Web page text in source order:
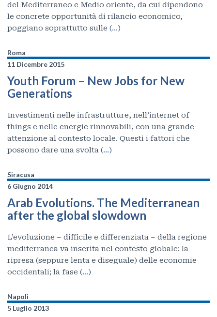
del Mediterraneo e Medio oriente, da cui dipendono
le concrete opportunità di rilancio economico,
poggiano soprattutto sulle (…)
Roma
11 Dicembre 2015
Youth Forum – New Jobs for New
Generations
Investimenti nelle infrastrutture, nell’internet of
things e nelle energie rinnovabili, con una grande
attenzione al contesto locale. Questi i fattori che
possono dare una svolta (…)
Siracusa
6 Giugno 2014
Arab Evolutions. The Mediterranean
after the global slowdown
L’evoluzione – difficile e differenziata – della regione
mediterranea va inserita nel contesto globale: la
ripresa (seppure lenta e diseguale) delle economie
occidentali; la fase (…)
Napoli
5 Luglio 2013